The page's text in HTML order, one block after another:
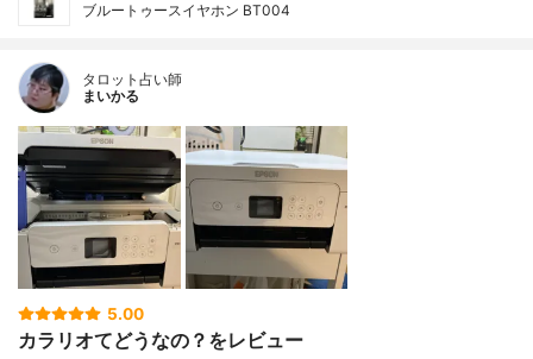
ブルートゥースイヤホン BT004
タロット占い師
まいかる
5.00
カラリオてどうなの？をレビュー